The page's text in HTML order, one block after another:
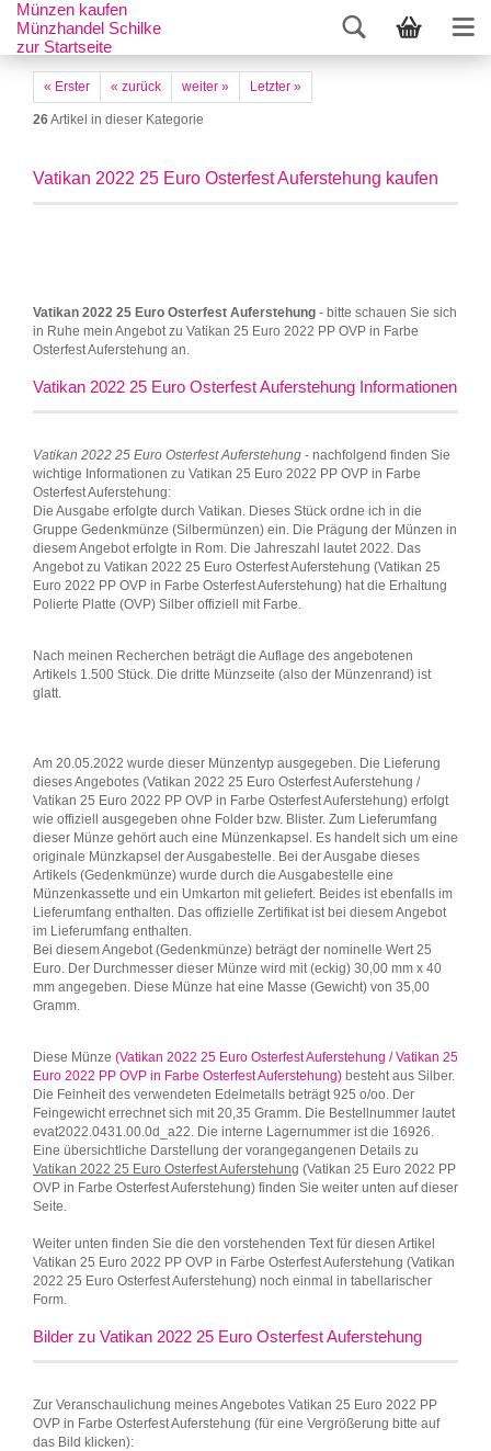
Münzen kaufen
Münzhandel Schilke
zur Startseite
« Erster « zurück weiter » Letzter »
26Artikel in dieser Kategorie
Vatikan 2022 25 Euro Osterfest Auferstehung kaufen
Vatikan 2022 25 Euro Osterfest Auferstehung - bitte schauen Sie sich
in Ruhe mein Angebot zu Vatikan 25 Euro 2022 PP OVP in Farbe
Osterfest Auferstehung an.
Vatikan 2022 25 Euro Osterfest Auferstehung Informationen
Vatikan 2022 25 Euro Osterfest Auferstehung - nachfolgend finden Sie
wichtige Informationen zu Vatikan 25 Euro 2022 PP OVP in Farbe
Osterfest Auferstehung:
Die Ausgabe erfolgte durch Vatikan. Dieses Stück ordne ich in die
Gruppe Gedenkmünze (Silbermünzen) ein. Die Prägung der Münzen in
diesem Angebot erfolgte in Rom. Die Jahreszahl lautet 2022. Das
Angebot zu Vatikan 2022 25 Euro Osterfest Auferstehung (Vatikan 25
Euro 2022 PP OVP in Farbe Osterfest Auferstehung) hat die Erhaltung
Polierte Platte (OVP) Silber offiziell mit Farbe.
Nach meinen Recherchen beträgt die Auflage des angebotenen
Artikels 1.500 Stück. Die dritte Münzseite (also der Münzenrand) ist
glatt.
Am 20.05.2022 wurde dieser Münzentyp ausgegeben. Die Lieferung
dieses Angebotes (Vatikan 2022 25 Euro Osterfest Auferstehung /
Vatikan 25 Euro 2022 PP OVP in Farbe Osterfest Auferstehung) erfolgt
wie offiziell ausgegeben ohne Folder bzw. Blister. Zum Lieferumfang
dieser Münze gehört auch eine Münzenkapsel. Es handelt sich um eine
originale Münzkapsel der Ausgabestelle. Bei der Ausgabe dieses
Artikels (Gedenkmünze) wurde durch die Ausgabestelle eine
Münzenkassette und ein Umkarton mit geliefert. Beides ist ebenfalls im
Lieferumfang enthalten. Das offizielle Zertifikat ist bei diesem Angebot
im Lieferumfang enthalten.
Bei diesem Angebot (Gedenkmünze) beträgt der nominelle Wert 25
Euro. Der Durchmesser dieser Münze wird mit (eckig) 30,00 mm x 40
mm angegeben. Diese Münze hat eine Masse (Gewicht) von 35,00
Gramm.
Diese Münze (Vatikan 2022 25 Euro Osterfest Auferstehung / Vatikan 25
Euro 2022 PP OVP in Farbe Osterfest Auferstehung) besteht aus Silber.
Die Feinheit des verwendeten Edelmetalls beträgt 925 o/oo. Der
Feingewicht errechnet sich mit 20,35 Gramm. Die Bestellnummer lautet
evat2022.0431.00.0d_a22. Die interne Lagernummer ist die 16926.
Eine übersichtliche Darstellung der vorangegangenen Details zu
Vatikan 2022 25 Euro Osterfest Auferstehung (Vatikan 25 Euro 2022 PP
OVP in Farbe Osterfest Auferstehung) finden Sie weiter unten auf dieser
Seite.
Weiter unten finden Sie die den vorstehenden Text für diesen Artikel
Vatikan 25 Euro 2022 PP OVP in Farbe Osterfest Auferstehung (Vatikan
2022 25 Euro Osterfest Auferstehung) noch einmal in tabellarischer
Form.
Bilder zu Vatikan 2022 25 Euro Osterfest Auferstehung
Zur Veranschaulichung meines Angebotes Vatikan 25 Euro 2022 PP
OVP in Farbe Osterfest Auferstehung (für eine Vergrößerung bitte auf
das Bild klicken):